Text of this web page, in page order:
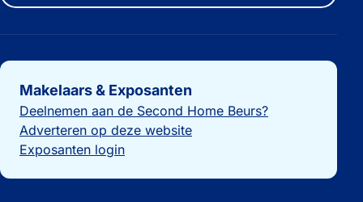
Belangrijke links
Makelaars & Exposanten
Deelnemen aan de Second Home Beurs?
Adverteren op deze website
Exposanten login